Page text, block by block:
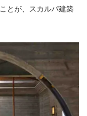
とが、スカルパ建築